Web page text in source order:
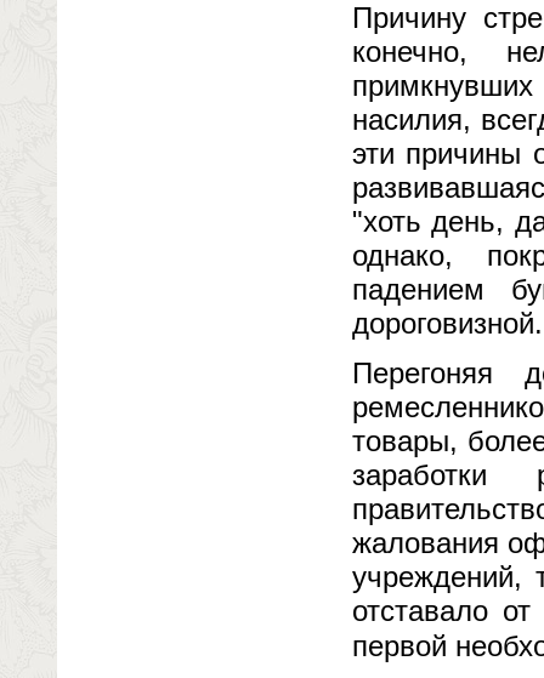
Причину
конечно,
насилия,
эти причины
"хоть день,
однако,
падением
дороговизной.
Перегоняя
товары,
заработки
жалования
отставало
первой